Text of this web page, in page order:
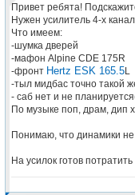
Привет ребята!
Нужен усилитель 4-х
Что имеем:
-шумка дверей
-мафон Alpine CDE 175R
-фронт Hertz ESK 165.5L
-тыл мидбас точно такой
- саб нет и не
По музыке поп, драм, дип
Понимаю, что динамики
На усилок готов